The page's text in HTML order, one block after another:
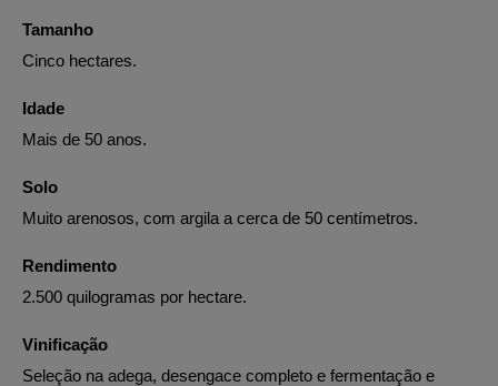
Tamanho
Cinco hectares.
Idade
Mais de 50 anos.
Solo
Muito arenosos, com argila a cerca de 50 centímetros.
Rendimento
2.500 quilogramas por hectare.
Vinificação
Seleção na adega, desengace completo e fermentação e